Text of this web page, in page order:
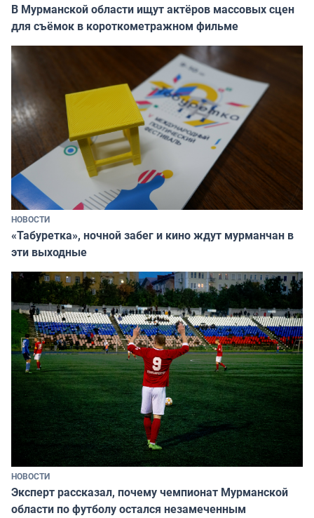
В Мурманской области ищут актёров массовых сцен
для съёмок в короткометражном фильме
НОВОСТИ
«Табуретка», ночной забег и кино ждут мурманчан в
эти выходные
НОВОСТИ
Эксперт рассказал, почему чемпионат Мурманской
области по футболу остался незамеченным